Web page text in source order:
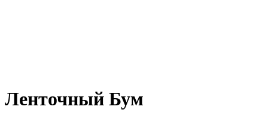
Ленточный Бум